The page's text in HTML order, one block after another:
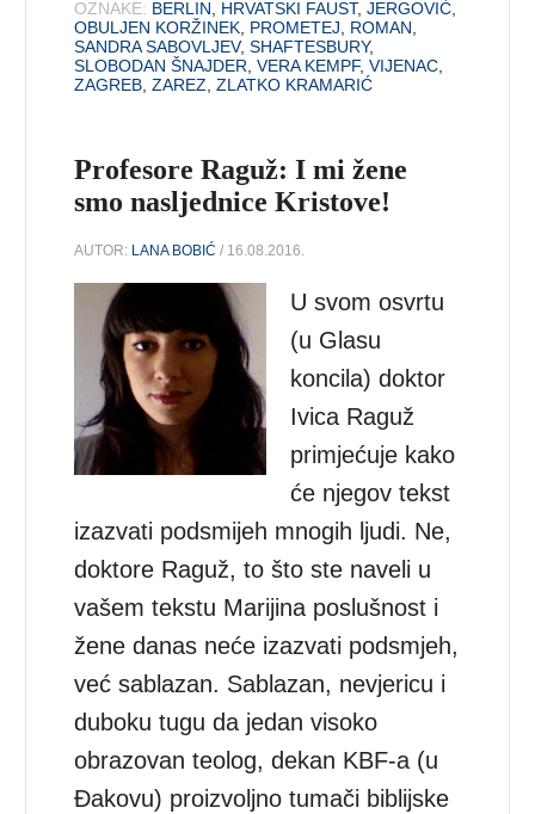
OZNAKE: BERLIN, HRVATSKI FAUST,JERGOVIĆ,
OBULJEN KORŽINEK, PROMETEJ, ROMAN,
SANDRA SABOVLJEV,SHAFTESBURY,
SLOBODAN ŠNAJDER,VERA KEMPF,VIJENAC,
ZAGREB,ZAREZ,ZLATKO KRAMARIĆ
Profesore Raguž: I mi žene
smo nasljednice Kristove!
AUTOR: LANA BOBIĆ / 16.08.2016.
U svom osvrtu
(u Glasu
koncila) doktor
Ivica Raguž
primjećuje kako
će njegov tekst
izazvati podsmijeh mnogih ljudi. Ne,
doktore Raguž, to što ste naveli u
vašem tekstu Marijina poslušnost i
žene danas neće izazvati podsmjeh,
već sablazan. Sablazan, nevjericu i
duboku tugu da jedan visoko
obrazovan teolog, dekan KBF-a (u
Đakovu) proizvoljno tumači biblijske